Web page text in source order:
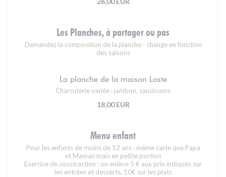
Les Planches, à partager ou pas
Demandez la composition de la planche - change en fonction
des saisons
La planche de la maison Loste
Charcuterie variée : jambon, saucissons
18,00 EUR
Menu enfant
Pour les enfants de moins de 12 ans : même carte que Papa
et Maman mais en petite portion
Exercice de soustraction : on enlève 5 € aux prix indiqués sur
les entrées et desserts, 10€ sur les plats